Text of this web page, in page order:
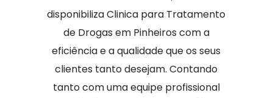
disponibiliza Clinica para Tratamento
de Drogas em Pinheiros com a
eficiência e a qualidade que os seus
clientes tanto desejam. Contando
tanto com uma equipe profissional